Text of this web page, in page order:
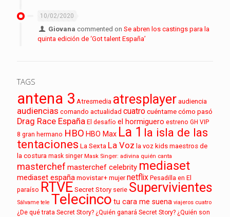
10/02/2020
Giovana commented onSe abren los castings para la
quinta edición de ‘Got talent España’
TAGS
antena 3 Atresmedia atresplayeraudiencia
audiencias comando actualidad cuatrocuéntame cómo pasó
Drag Race España El desafío el hormiguero estreno GH VIP
8 gran hermano HBO HBO Max La 1 la isla de las
tentaciones La Sexta La Voz la voz kids maestros de
la costura mask singer Mask Singer: adivina quién canta
masterchef masterchef celebrity mediaset
mediaset españamovistar+ mujer netflix Pesadilla en El
paraíso RTVE Secret Story serie Supervivientes
Sálvame tele Telecinco tu cara me suena viajeros cuatro
¿De qué trata Secret Story? ¿Quién ganará Secret Story? ¿Quién son